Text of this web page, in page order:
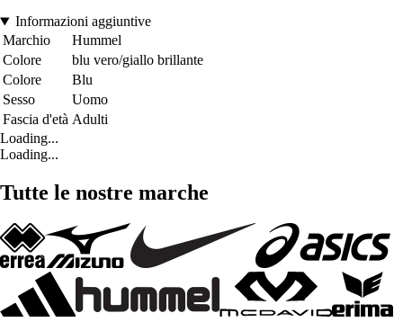
Informazioni aggiuntive
Marchio
Hummel
Colore
blu vero/giallo brillante
Colore
Blu
Sesso
Uomo
Fascia d'età Adulti
Loading...
Loading...
Tutte le nostre marche